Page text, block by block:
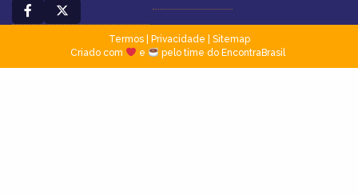
Termos| Privacidade
Sitemap
Criado com
e pelo time do EncontraBrasil